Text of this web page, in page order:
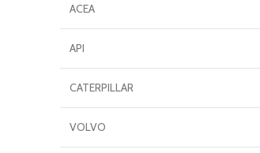
ACEA
API
CATERPILLAR
VOLVO